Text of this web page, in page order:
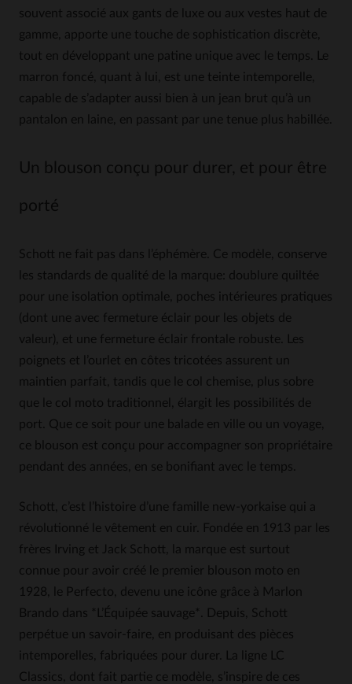
souvent associé aux gants de luxe ou aux vestes haut de
gamme, apporte une touche de sophistication discrète,
tout en développant une patine unique avec le temps. Le
marron foncé, quant à lui, est une teinte intemporelle,
capable de s’adapter aussi bien à un jean brut qu’à un
pantalon en laine, en passant par une tenue plus habillée.
Un blouson conçu pour durer, et pour être
porté
Schott ne fait pas dans l’éphémère. Ce modèle, conserve
les standards de qualité de la marque: doublure quiltée
pour une isolation optimale, poches intérieures pratiques
(dont une avec fermeture éclair pour les objets de
valeur), et une fermeture éclair frontale robuste. Les
poignets et l’ourlet en côtes tricotées assurent un
maintien parfait, tandis que le col chemise, plus sobre
que le col moto traditionnel, élargit les possibilités de
port. Que ce soit pour une balade en ville ou un voyage,
ce blouson est conçu pour accompagner son propriétaire
pendant des années, en se bonifiant avec le temps.
Schott, c’est l’histoire d’une famille new-yorkaise qui a
révolutionné le vêtement en cuir. Fondée en 1913 par les
frères Irving et Jack Schott, la marque est surtout
connue pour avoir créé le premier blouson moto en
1928, le Perfecto, devenu une icône grâce à Marlon
Brando dans *L’Équipée sauvage*. Depuis, Schott
perpétue un savoir-faire, en produisant des pièces
intemporelles, fabriquées pour durer. La ligne LC
Classics, dont fait partie ce modèle, s’inspire de ces